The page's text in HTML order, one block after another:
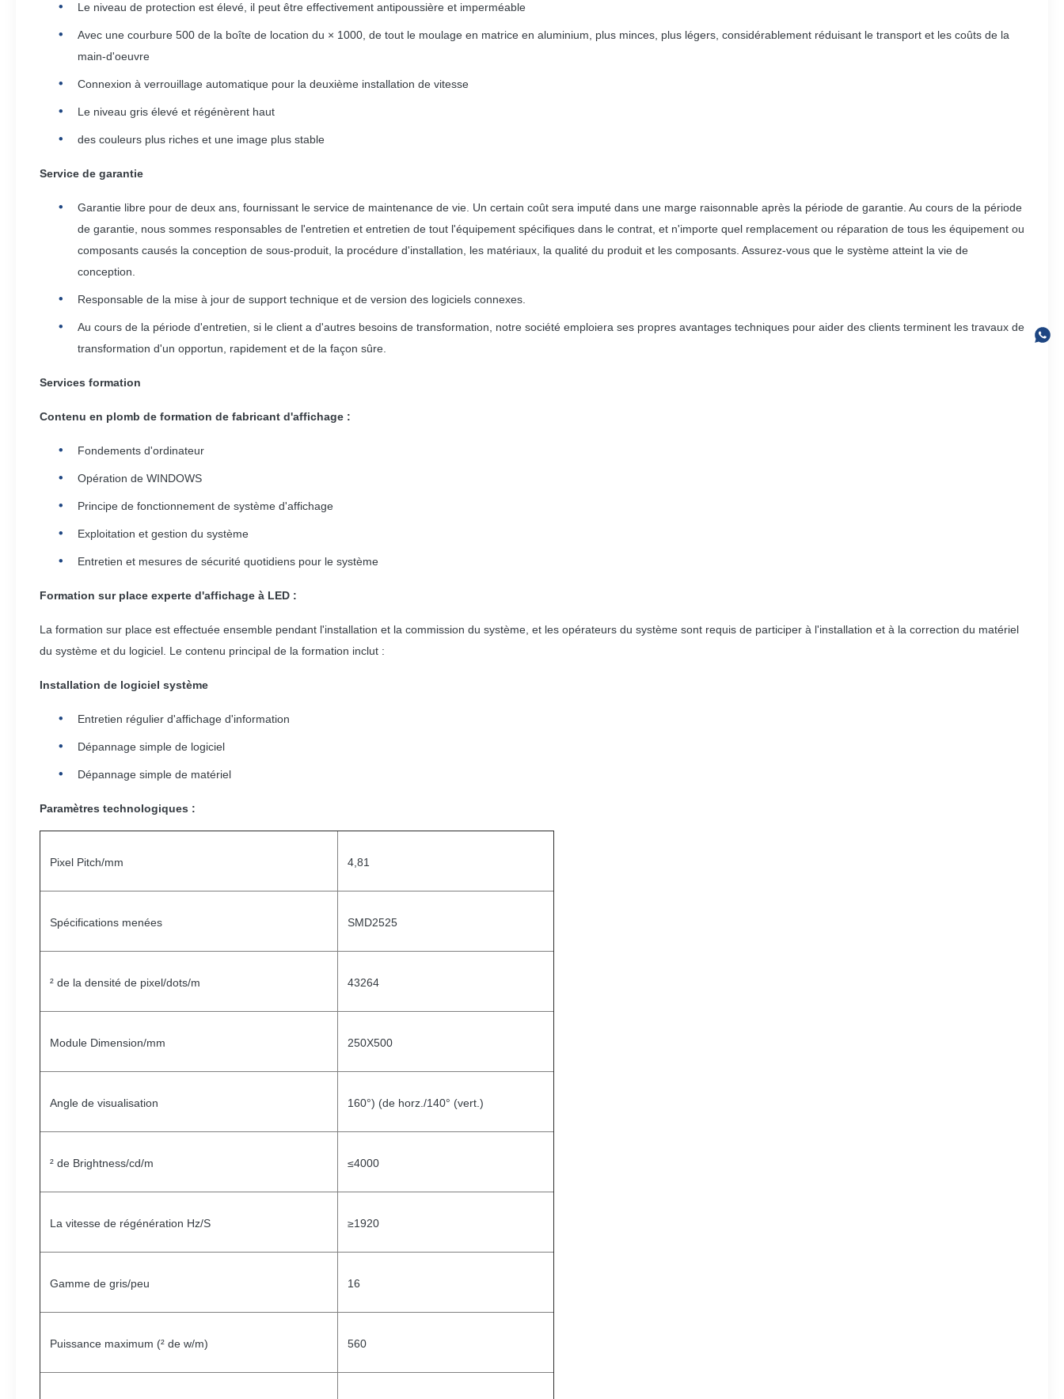
Le niveau de protection est élevé, il peut être effectivement antipoussière et imperméable
Avec une courbure 500 de la boîte de location du × 1000, de tout le moulage en matrice en aluminium, plus minces, plus légers, considérablement réduisant le transport et les coûts de la
main-d'oeuvre
Connexion à verrouillage automatique pour la deuxième installation de vitesse
Le niveau gris élevé et régénèrent haut
des couleurs plus riches et une image plus stable
Service de garantie
Garantie libre pour de deux ans, fournissant le service de maintenance de vie. Un certain coût sera imputé dans une marge raisonnable après la période de garantie. Au cours de la période
de garantie, nous sommes responsables de l'entretien et entretien de tout l'équipement spécifiques dans le contrat, et n'importe quel remplacement ou réparation de tous les équipement ou
composants causés la conception de sous-produit, la procédure d'installation, les matériaux, la qualité du produit et les composants. Assurez-vous que le système atteint la vie de
conception.
Responsable de la mise à jour de support technique et de version des logiciels connexes.
Au cours de la période d'entretien, si le client a d'autres besoins de transformation, notre société emploiera ses propres avantages techniques pour aider des clients terminent les travaux de
transformation d'un opportun, rapidement et de la façon sûre.
Services formation
Contenu en plomb de formation de fabricant d'affichage :
Fondements d'ordinateur
Opération de WINDOWS
Principe de fonctionnement de système d'affichage
Exploitation et gestion du système
Entretien et mesures de sécurité quotidiens pour le système
Formation sur place experte d'affichage à LED :
La formation sur place est effectuée ensemble pendant l'installation et la commission du système, et les opérateurs du système sont requis de participer à l'installation et à la correction du matériel
du système et du logiciel. Le contenu principal de la formation inclut :
Installation de logiciel système
Entretien régulier d'affichage d'information
Dépannage simple de logiciel
Dépannage simple de matériel
Paramètres technologiques :
Pixel Pitch/mm 4,81
Spécifications menées SMD2525
² de la densité de pixel/dots/m 43264
Module Dimension/mm 250X500
Angle de visualisation 160°) (de horz./140° (vert.)
² de Brightness/cd/m ≤4000
La vitesse de régénération Hz/S ≥1920
Gamme de gris/peu 16
Puissance maximum (² de w/m) 560